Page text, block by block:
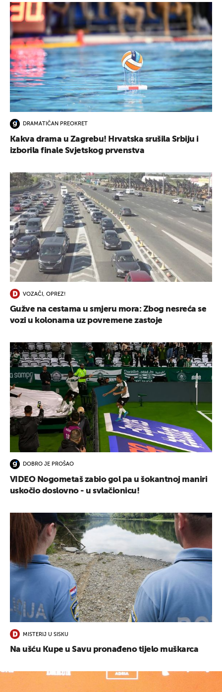
DRAMATIČAN PREOKRET
Kakva drama u Zagrebu! Hrvatska srušila Srbiju i
izborila finale Svjetskog prvenstva
VOZAČI, OPREZ!
Gužve na cestama u smjeru mora: Zbog nesreća se
vozi u kolonama uz povremene zastoje
DOBRO JE PROŠAO
VIDEO Nogometaš zabio gol pa u šokantnoj maniri
uskočio doslovno - u svlačionicu!
MISTERIJ U SISKU
Na ušću Kupe u Savu pronađeno tijelo muškarca